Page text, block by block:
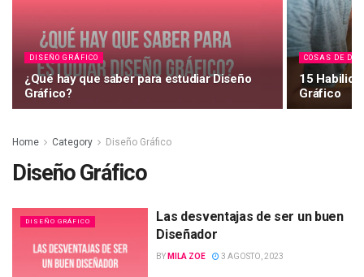
DISEÑO GRÁFICO
¿Qué hay que saber para estudiar Diseño
Gráfico?
COSAS DE
15
Gráfico
Home Category Diseño Gráfico
Diseño Gráfico
DISEÑO GRÁFICO
Las desventajas de ser un buen
Diseñador
BY MILA ZOE 3 AGOSTO, 2023